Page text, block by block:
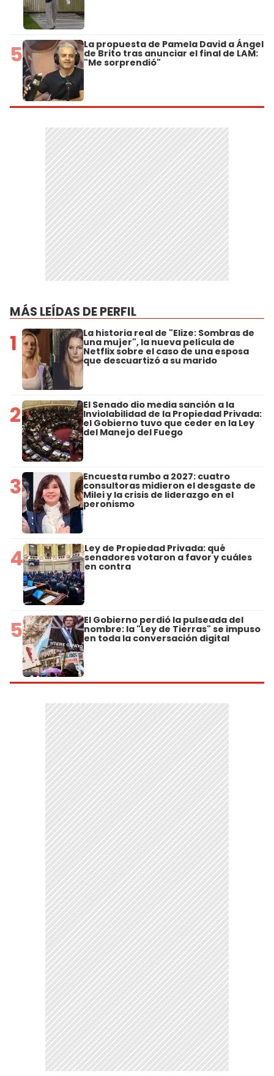
5 La propuesta de Pamela David a Ángel
de Brito tras anunciar el final de LAM:
"Me sorprendió"
MÁS LEÍDAS DE PERFIL
1 La historia real de "Elize: Sombras de
una mujer", la nueva película de
Netflix sobre el caso de una esposa
que descuartizó a su marido
2 El Senado dio media sanción a la
Inviolabilidad de la Propiedad Privada:
el Gobierno tuvo que ceder en la Ley
del Manejo del Fuego
3 Encuesta rumbo a 2027: cuatro
consultoras midieron el desgaste de
Milei y la crisis de liderazgo en el
peronismo
4 Ley de Propiedad Privada: qué
senadores votaron a favor y cuáles
en contra
5 El Gobierno perdió la pulseada del
nombre: la "Ley de Tierras" se impuso
en toda la conversación digital